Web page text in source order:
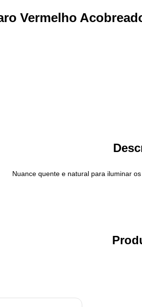
Vermelho
Nuance quente e natural para iluminar